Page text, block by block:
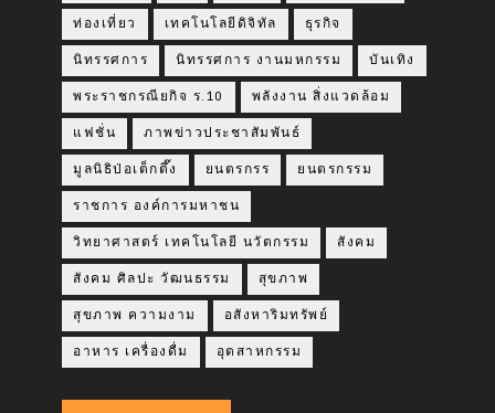
ท่องเที่ยว เทคโนโลยีดิจิทัล ธุรกิจ
นิทรรศการ นิทรรศการ งานมหกรรม บันเทิง
พระราชกรณียกิจ ร.10 พลังงาน สิ่งแวดล้อม
แฟชั่น ภาพข่าวประชาสัมพันธ์
มูลนิธิป่อเต็กตึ๊ง ยนตรกรร ยนตรกรรม
ราชการ องค์การมหาชน
วิทยาศาสตร์ เทคโนโลยี นวัตกรรม สังคม
สังคม ศิลปะ วัฒนธรรม สุขภาพ
สุขภาพ ความงาม อสังหาริมทรัพย์
อาหาร เครื่องดื่ม อุตสาหกรรม